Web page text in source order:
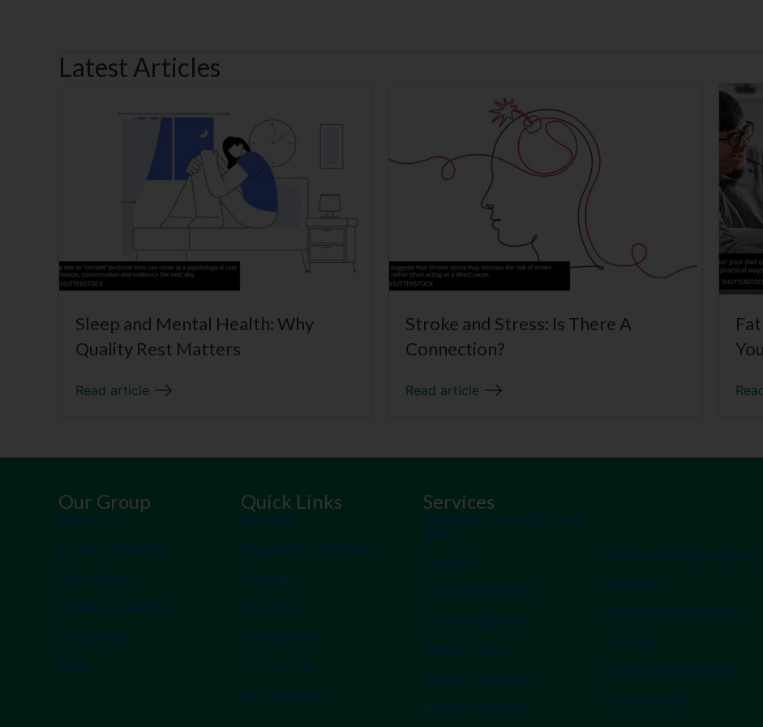
Latest Articles
Sleep and Mental Health: Why
Quality Rest Matters
Read article
Stroke and Stress: Is There A
Connection?
Read article
Our Group
About Us
Investor Relations
News Room
Careers at Raffles
Contact Us
FAQs
Quick Links
Services
Government Schemes
Training
Insurance
International
Find a Clinic
Find a Doctor
Services
Raffles24 Acute & Critical
Care
Hospital
Specialist Centres
Family Medicine
Raffles Dental
Chinese Medicine
Health Screening
Raffles HealthyLongevity
Insurance
Corporate Healthcare
Training
Raffles Health eStore
Clinical Trials